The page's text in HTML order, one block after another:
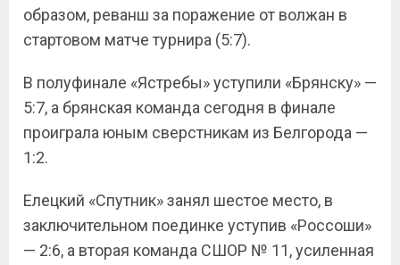
образом, реванш за поражение от волжан в
стартовом матче турнира (5:7).
В полуфинале «Ястребы» уступили «Брянску» —
5:7, а брянская команда сегодня в финале
проиграла юным сверстникам из Белгорода —
1:2.
Елецкий «Спутник» занял шестое место, в
заключительном поединке уступив «Россоши»
— 2:6, а вторая команда СШОР № 11, усиленная